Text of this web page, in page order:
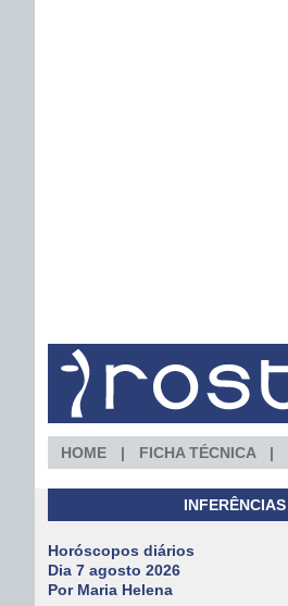
HOME FICHA TÉCNICA
INFERÊNCIAS
Horóscopos diários
Dia 7 agosto 2026
Por Maria Helena